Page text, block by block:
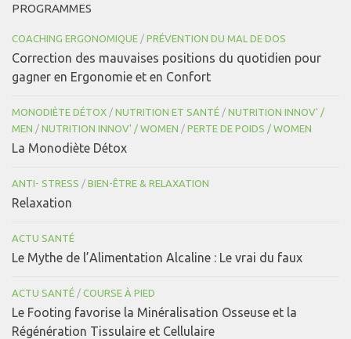
PROGRAMMES
COACHING ERGONOMIQUE / PRÉVENTION DU MAL DE DOS
Correction des mauvaises positions du quotidien pour
gagner en Ergonomie et en Confort
MONODIÈTE DÉTOX / NUTRITION ET SANTÉ / NUTRITION INNOV' /
MEN / NUTRITION INNOV' / WOMEN / PERTE DE POIDS / WOMEN
La Monodiète Détox
ANTI- STRESS / BIEN-ÊTRE & RELAXATION
Relaxation
ACTU SANTÉ
Le Mythe de l’Alimentation Alcaline : Le vrai du faux
ACTU SANTÉ / COURSE À PIED
Le Footing favorise la Minéralisation Osseuse et la
Régénération Tissulaire et Cellulaire